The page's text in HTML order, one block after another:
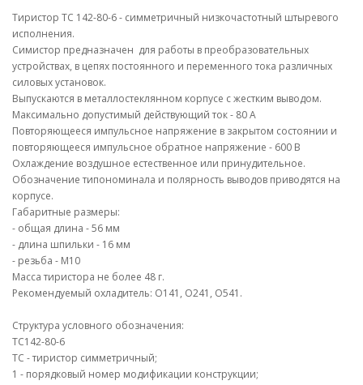
Тиристор ТС 142-80-6 - симметричный низкочастотный штыревого
исполнения.
Симистор предназначен для работы в преобразовательных
устройствах, в цепях постоянного и переменного тока различных
силовых установок.
Выпускаются в металлостеклянном корпусе с жестким выводом.
Максимально допустимый действующий ток - 80 А
Повторяющееся импульсное напряжение в закрытом состоянии и
повторяющееся импульсное обратное напряжение - 600 В
Охлаждение воздушное естественное или принудительное.
Обозначение типономинала и полярность выводов приводятся на
корпусе.
Габаритные размеры:
- общая длина - 56 мм
- длина шпильки - 16 мм
- резьба - М10
Масса тиристора не более 48 г.
Рекомендуемый охладитель: О141, О241, О541.
Структура условного обозначения:
ТС142-80-6
ТС - тиристор симметричный;
1 - порядковый номер модификации конструкции;